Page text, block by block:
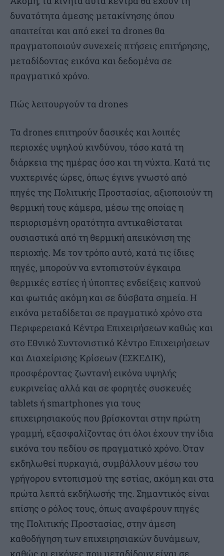
δυνατότητα άμεσης μετακίνησης όπου
απαιτείται και από εκεί τα drones θα
πραγματοποιούν συνεχείς πτήσεις επιτήρησης,
μεταδίδοντας εικόνα και δεδομένα σε
πραγματικό χρόνο.
Πώς λειτουργούν τα drones
Τα drones επιτηρούν δασικές και λοιπές
περιοχές υψηλού κινδύνου, τόσο κατά τη
διάρκεια της ημέρας όσο και τη νύχτα. Κατά τις
νυχτερινές ώρες, όπως έγινε γνωστό από
πηγές της Πολιτικής Προστασίας, αξιοποιούν τη
θερμική τους κάμερα, μέσω της οποίας η
περιορισμένη ορατότητα αντικαθίσταται
ουσιαστικά από τη θερμική απεικόνιση της
περιοχής. Με τον τρόπο αυτό, κατά τις ίδιες
πηγές, μπορούν να εντοπιστούν έγκαιρα
θερμικές εστίες ή ύποπτες ενδείξεις καπνού
και φωτιάς ακόμη και σε δύσβατα σημεία. Η
εικόνα μεταδίδεται σε πραγματικό χρόνο στα
Περιφερειακά Κέντρα Επιχειρήσεων καθώς και
στο Εθνικό Συντονιστικό Κέντρο Επιχειρήσεων
και Διαχείρισης Κρίσεων (ΕΣΚΕΔΙΚ),
προσφέροντας ζωντανή εικόνα υψηλής
ευκρινείας αλλά και σε φορητές συσκευές
tablets ή smartphones για τους
επιχειρησιακούς που βρίσκονται στην πρώτη
γραμμή, εξασφαλίζοντας ότι όλοι έχουν την ίδια
εικόνα του πεδίου σε πραγματικό χρόνο. Όταν
εκδηλωθεί πυρκαγιά, συμβάλλουν μέσω του
γρήγορου εντοπισμού της εστίας, ακόμη και στα
πρώτα λεπτά εκδήλωσής της. Σημαντικός είναι
επίσης ο ρόλος τους, όπως αναφέρουν πηγές
της Πολιτικής Προστασίας, στην άμεση
καθοδήγηση των επιχειρησιακών δυνάμεων,
καθώς οι εικόνες που μεταδίδουν είναι σε